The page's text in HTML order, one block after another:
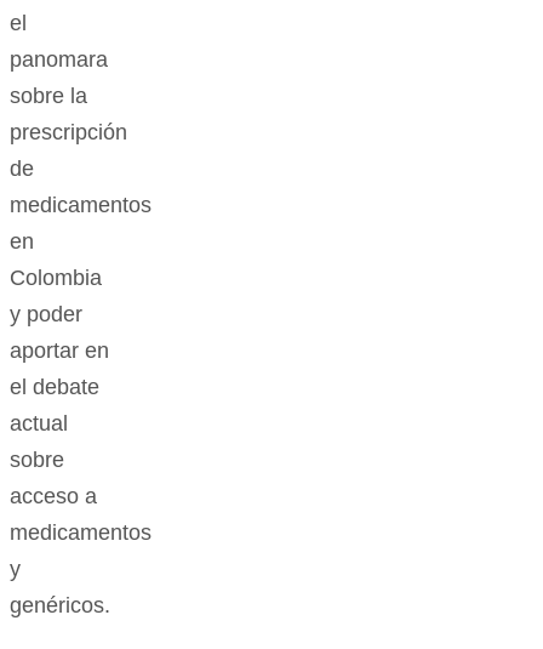
el
panomara
sobre la
prescripción
de
medicamentos
en
Colombia
y poder
aportar en
el debate
actual
sobre
acceso a
medicamentos
y
genéricos.